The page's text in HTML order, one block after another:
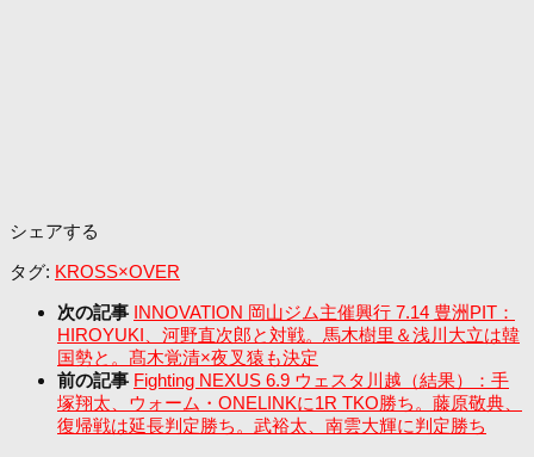
シェアする
タグ: KROSS×OVER
次の記事 INNOVATION 岡山ジム主催興行 7.14 豊洲PIT：
HIROYUKI、河野直次郎と対戦。馬木樹里＆浅川大立は韓
国勢と。髙木覚清×夜叉猿も決定
前の記事 Fighting NEXUS 6.9 ウェスタ川越（結果）：手
塚翔太、ウォーム・ONELINKに1R TKO勝ち。藤原敬典、
復帰戦は延長判定勝ち。武裕太、南雲大輝に判定勝ち